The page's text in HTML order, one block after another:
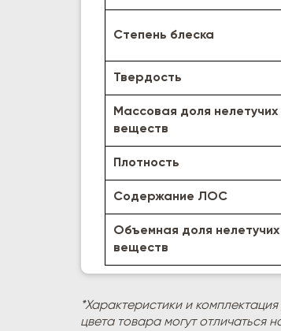
Степень блеска
Твердость
Массовая доля нелетучих
веществ
Плотность
Содержание ЛОС
Объемная доля нелетучих
веществ
*Характеристики и
цвета товара могут отличаться